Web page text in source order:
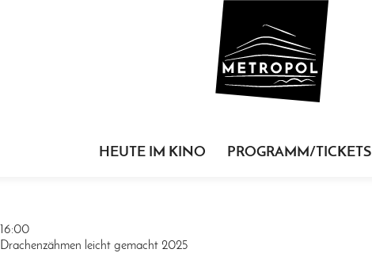
HEUTE IM KINO PROGRAMM/TICKETS
16:00
Drachenzähmen leicht gemacht 2025